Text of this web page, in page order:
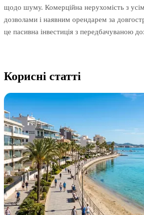
щодо шуму. Комерційна нерухомість з
дозволами і наявним орендарем за
це пасивна інвестиція з передбачуваною
Кориснi статтi